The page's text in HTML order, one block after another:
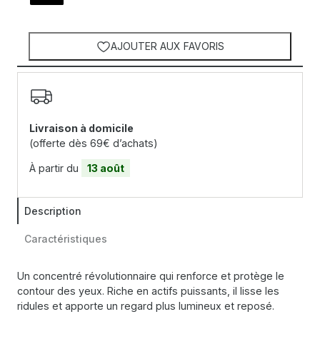
AJOUTER AUX FAVORIS
Livraison à domicile
(offerte dès 69€ d’achats)
À partir du 13 août
Description
Caractéristiques
Un concentré révolutionnaire qui renforce et protège le
contour des yeux. Riche en actifs puissants, il lisse les
ridules et apporte un regard plus lumineux et reposé.